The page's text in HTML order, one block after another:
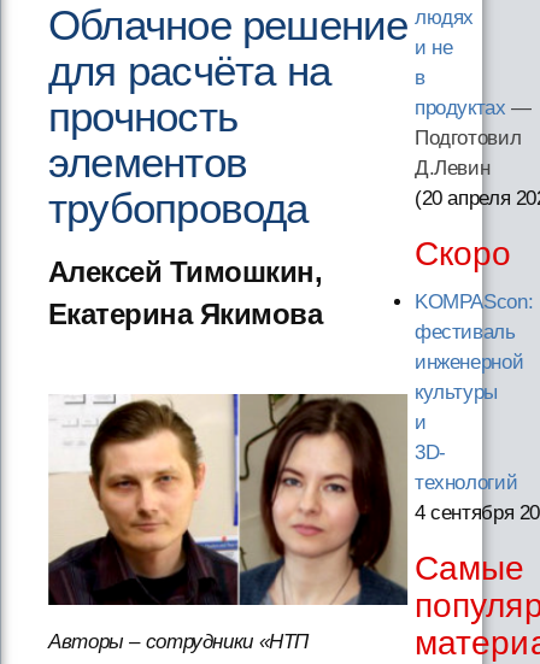
Облачное решение
для расчёта на
прочность
элементов
трубопровода
Алексей Тимошкин,
Екатерина Якимова
Авторы – сотрудники «НТП
людях
и не
в
продуктах —
Подготовил
Д.Левин
(20 апреля
Скоро
KOMPAScon:
фестиваль
инженерной
культуры
и
3D-
технологий
4 сентября
Самые